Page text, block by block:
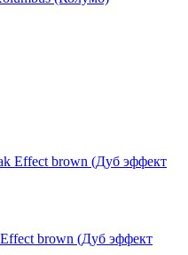
brown (Дуб эффект